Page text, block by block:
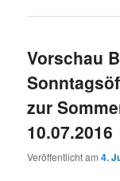
Vorschau
zur
10.07.2016
Veröffentlicht am4.